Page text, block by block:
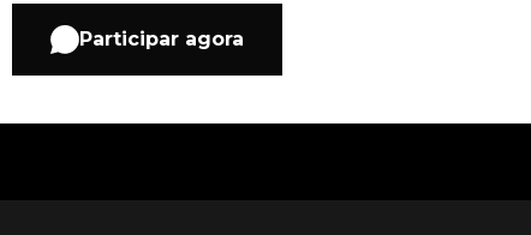
Participar agora